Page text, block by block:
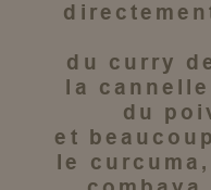
du curry
la
du
et
le curcuma